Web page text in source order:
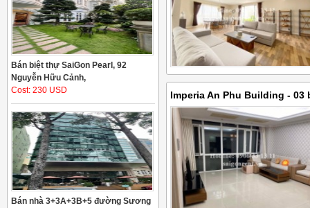
Bán biệt thự SaiGon Pearl, 92
Nguyễn Hữu Cảnh,
Cost: 230 USD
Bán nhà 3+3A+3B+5 đường Sương
Imperia An Phu Building - 03
floor on Xa Lo Ha Noi street,
city - 1000 USD - 24.000.000